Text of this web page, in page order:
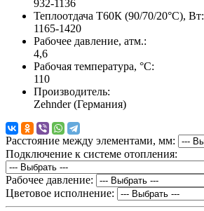
932-1136
Теплоотдача Т60К (90/70/20°C), Вт:
1165-1420
Рабочее давление, атм.:
4,6
Рабочая температура, °C:
110
Производитель:
Zehnder (Германия)
Расстояние между элементами, мм:
Подключение к системе отопления:
Рабочее давление:
Цветовое исполнение: